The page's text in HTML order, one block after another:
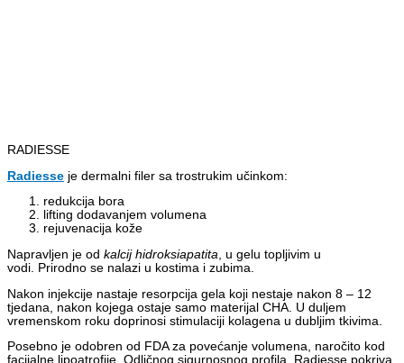
RADIESSE
Radiesse je dermalni filer sa trostrukim učinkom:
redukcija bora
lifting dodavanjem volumena
rejuvenacija kože
Napravljen je od kalcij hidroksiapatita, u gelu topljivim u
vodi. Prirodno se nalazi u kostima i zubima.
Nakon injekcije nastaje resorpcija gela koji nestaje nakon 8 – 12
tjedana, nakon kojega ostaje samo materijal CHA. U duljem
vremenskom roku doprinosi stimulaciji kolagena u dubljim tkivima.
Posebno je odobren od FDA za povećanje volumena, naročito kod
facijalne lipoatrofije. Odličnog sigurnosnog profila, Radiesse pokriva